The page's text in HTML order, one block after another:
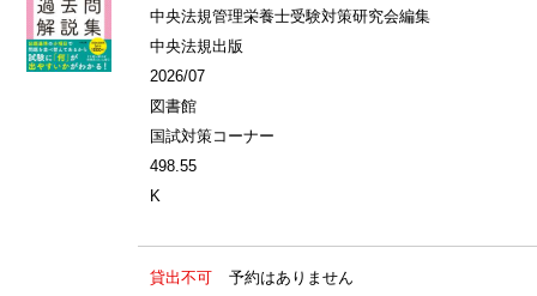
中央法規管理栄養士受験対策研究会編集
中央法規出版
2026/07
図書館
国試対策コーナー
498.55
K
貸出不可 予約はありません